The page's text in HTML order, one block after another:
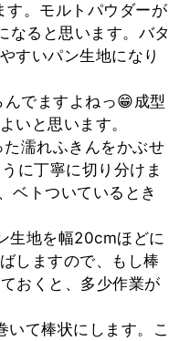
す。モルトパウダーが
なると思います。バタ
すいパン生地になり
でますよねっ😁成型
いと思います。
濡れふきんをかぶせ
に丁寧に切り分けま
ベトついているとき
生地を幅20cmほどに
しますので、もし棒
おくと、多少作業が
いて棒状にします。こ